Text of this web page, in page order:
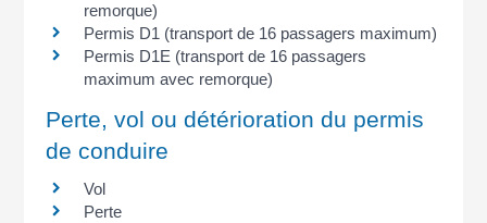
remorque)
Permis D1 (transport de 16 passagers maximum)
Permis D1E (transport de 16 passagers
maximum avec remorque)
Perte, vol ou détérioration du permis
de conduire
Vol
Perte